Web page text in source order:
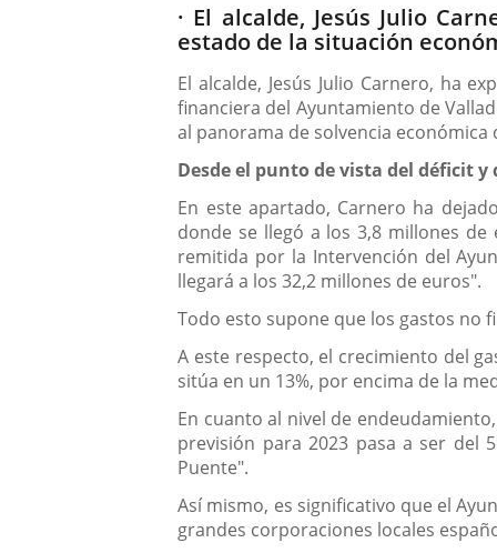
· El alcalde, Jesús Julio
estado de la situación
El alcalde, Jesús Julio Carnero, ha
financiera del Ayuntamiento de
al panorama de solvencia
Desde el punto de vista del déficit
En este apartado, Carnero ha
donde se llegó a los 3,8 millones
remitida por la Intervención del
llegará a los 32,2 millones de euros".
Todo esto supone que los gastos no
A este respecto, el crecimiento del
sitúa en un 13%, por encima de la
En cuanto al nivel de
previsión para 2023 pasa a ser del
Puente".
Así mismo, es significativo que el
grandes corporaciones locales